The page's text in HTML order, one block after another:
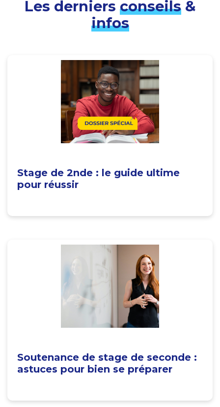
Les derniers conseils&
infos
Stage de 2nde : le guide ultime
pour réussir
Soutenance de stage de seconde :
astuces pour bien se préparer